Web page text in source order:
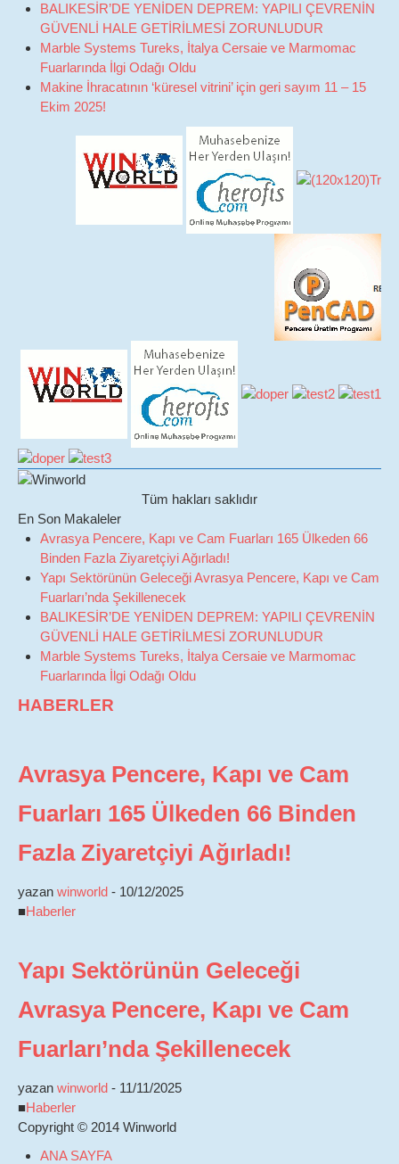
BALIKESİR’DE YENİDEN DEPREM: YAPILI ÇEVRENİN
GÜVENLİ HALE GETİRİLMESİ ZORUNLUDUR
Marble Systems Tureks, İtalya Cersaie ve Marmomac
Fuarlarında İlgi Odağı Oldu
Makine İhracatının ‘küresel vitrini’ için geri sayım 11 – 15
Ekim 2025!
Tüm hakları saklıdır
En Son Makaleler
Avrasya Pencere, Kapı ve Cam Fuarları 165 Ülkeden 66
Binden Fazla Ziyaretçiyi Ağırladı!
Yapı Sektörünün Geleceği Avrasya Pencere, Kapı ve Cam
Fuarları’nda Şekillenecek
BALIKESİR’DE YENİDEN DEPREM: YAPILI ÇEVRENİN
GÜVENLİ HALE GETİRİLMESİ ZORUNLUDUR
Marble Systems Tureks, İtalya Cersaie ve Marmomac
Fuarlarında İlgi Odağı Oldu
HABERLER
Avrasya Pencere, Kapı ve Cam
Fuarları 165 Ülkeden 66 Binden
Fazla Ziyaretçiyi Ağırladı!
yazan winworld - 10/12/2025
■Haberler
Yapı Sektörünün Geleceği
Avrasya Pencere, Kapı ve Cam
Fuarları’nda Şekillenecek
yazan winworld - 11/11/2025
■Haberler
Copyright © 2014 Winworld
ANA SAYFA